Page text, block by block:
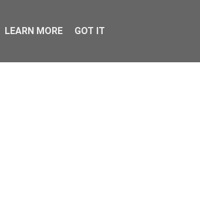
LEARN MORE GOT IT